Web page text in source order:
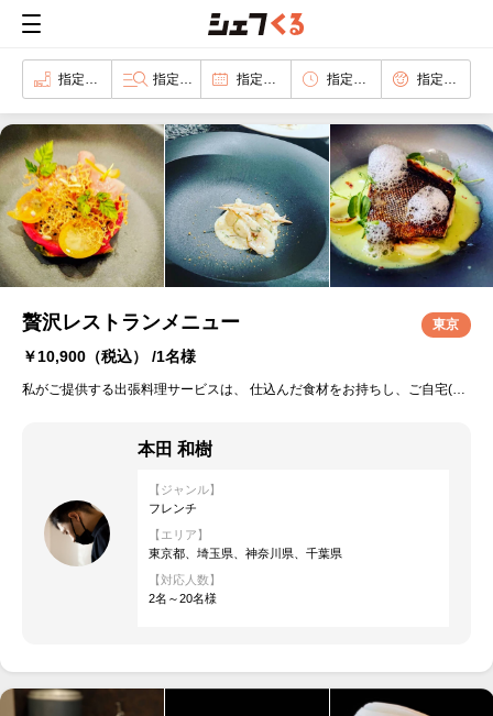
指定なし 指定なし 指定なし 指定なし 指定なし
贅沢レストランメニュー
￥10,900 （税込） /1名様
東京
私がご提供する出張料理サービスは、 仕込んだ食材をお持ちし、ご自宅(施設)のキッチンをお借りして、料理をご提供いたします。 お皿、カトラリーなどもご用意し、テーブルセッティング、サービスなどお料理以外にも楽しんでいただけるよう心がけております。 食事後の片付け、清掃などもお任せいただき、ご自宅でレストラン気分を味わっていただけるサービスです。 ご友人を呼んでのワイワイ楽しいパーティー、ご家族や大切な方との特別な記念日。 カジュアル～ラグジュアリーなご利用まで幅広く楽しんでいただいております。 アレルギー、苦手な食材、召し上がりたい食材など、ご要望がございましたら、ご遠慮なく仰って下さい。 皆様に私のお料理、サービスをお届け出来るのを楽しみにお待ちしております。
本田 和樹
【ジャンル】
フレンチ
【エリア】
東京都、埼玉県、神奈川県、千葉県
【対応人数】
2名～20名様